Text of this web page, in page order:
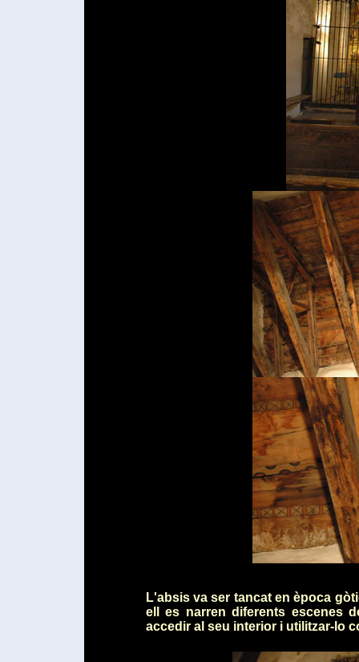
L'absis va ser tancat en època
ell es narren diferents escenes
accedir al seu interior i utilitzar-lo